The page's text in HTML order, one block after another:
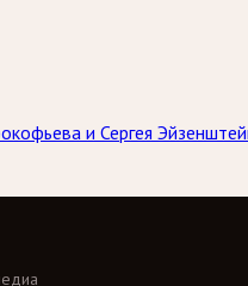
и Сергея